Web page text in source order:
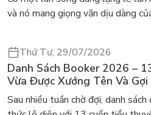
và nó mang giọng văn dịu dàng
Thứ Tư, 29/07/2026
Danh Sách Booker 2026 –
Vừa Được Xướng Tên Và
Sau nhiều tuần chờ đợi, danh